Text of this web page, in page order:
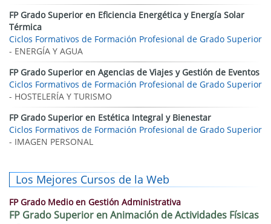
FP Grado Superior en Eficiencia Energética y Energía Solar
Térmica
Ciclos Formativos de Formación Profesional de Grado Superior
- ENERGÍA Y AGUA
FP Grado Superior en Agencias de Viajes y Gestión de Eventos
Ciclos Formativos de Formación Profesional de Grado Superior
- HOSTELERÍA Y TURISMO
FP Grado Superior en Estética Integral y Bienestar
Ciclos Formativos de Formación Profesional de Grado Superior
- IMAGEN PERSONAL
Los Mejores Cursos de la Web
FP Grado Medio en Gestión Administrativa
FP Grado Superior en Animación de Actividades Físicas